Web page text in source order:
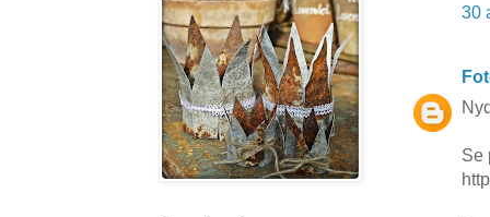
30
Se